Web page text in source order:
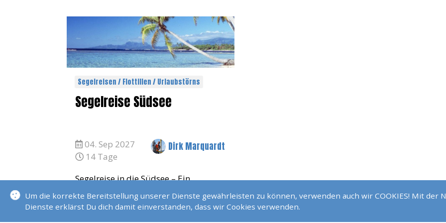
Segelreisen / Flottillen / Urlaubstörns
Segelreise Südsee
04. Sep 2027
14 Tage
Dirk Marquardt
Segelreise in die Südsee – Ein
unvergessliche Wochen auf
komfortablen Katamaranen und
Um die korrekte Bereitstellung unserer Dienste gewährleisten zu können, verwenden auch wir COOKIES! Mit der
Dienste erklärst Du dich damit einverstanden, dass wir Cookies verwenden.